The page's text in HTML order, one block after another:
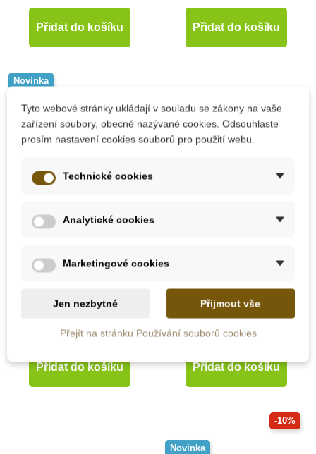
Přidat do košíku Přidat do košíku
Novinka
Small Foot Ledvinka
295 Kč
Přidat do košíku
Opinel Dětská zástěra
539 Kč
Přidat do košíku
-10%
Novinka
Tyto webové stránky ukládají v souladu se zákony na vaše
zařízení soubory, obecně nazývané cookies. Odsouhlaste
prosím nastavení cookies souborů pro použití webu.
Technické cookies
Analytické cookies
Marketingové cookies
Jen nezbytné Přijmout vše
Přejít na stránku Používání souborů cookies